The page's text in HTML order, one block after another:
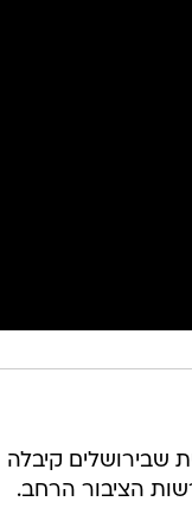
שבירושלים קיבלה
הציבור הרחב.